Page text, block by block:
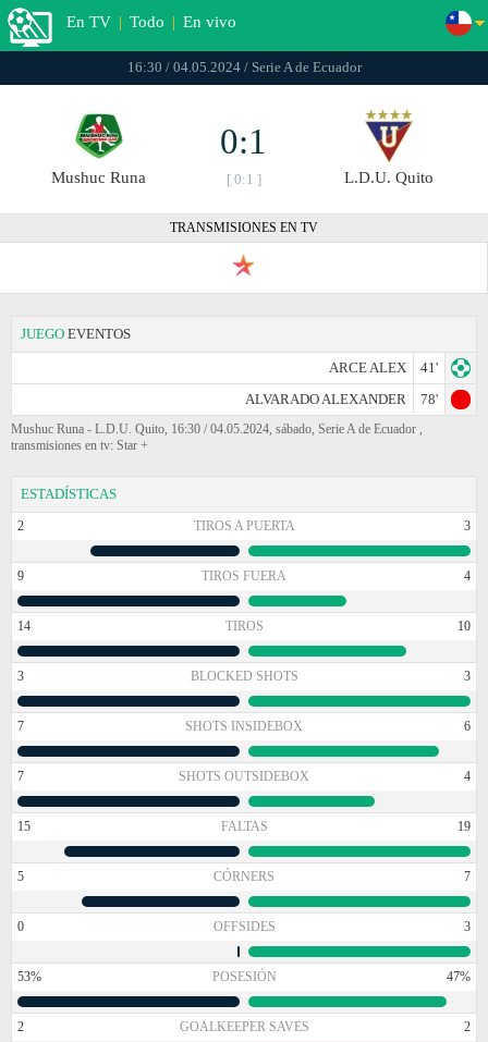
En TV | Todo | En vivo
16:30 / 04.05.2024 / Serie A de Ecuador
Mushuc Runa
0:1
[ 0:1 ] L.D.U. Quito
TRANSMISIONES EN TV
JUEGO EVENTOS
ARCE ALEX
41'
ALVARADO ALEXANDER
78'
Mushuc Runa - L.D.U. Quito, 16:30 / 04.05.2024, sábado, Serie A de Ecuador ,
transmisiones en tv: Star +
ESTADÍSTICAS
2 TIROS A PUERTA 3
9 TIROS FUERA 4
14 TIROS 10
3 BLOCKED SHOTS 3
7 SHOTS INSIDEBOX 6
7 SHOTS OUTSIDEBOX 4
15 FALTAS 19
5 CÓRNERS 7
0 OFFSIDES 3
53% POSESIÓN 47%
2 GOALKEEPER SAVES 2